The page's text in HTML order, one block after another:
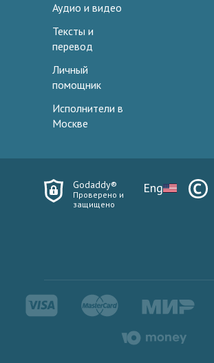
Аудио и видео
Тексты и
перевод
Личный
помощник
Исполнители в
Москве
Godaddy®
Проверено и
защищено
Eng